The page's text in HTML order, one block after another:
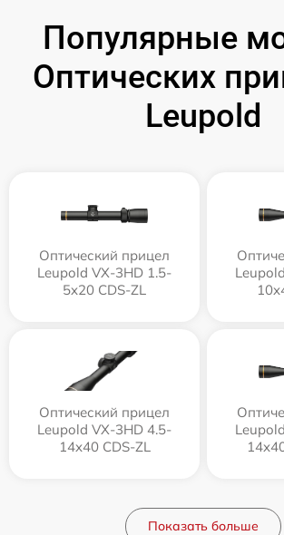
Популярные
Оптических
Leupold
Оптический прицел
Leupold VX-3HD 1.5-
5x20 CDS-ZL
Оптический прицел
Leupold VX-3HD 4.5-
14x40 CDS-ZL
Показать больше